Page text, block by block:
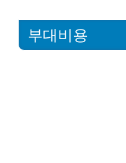
부대비용